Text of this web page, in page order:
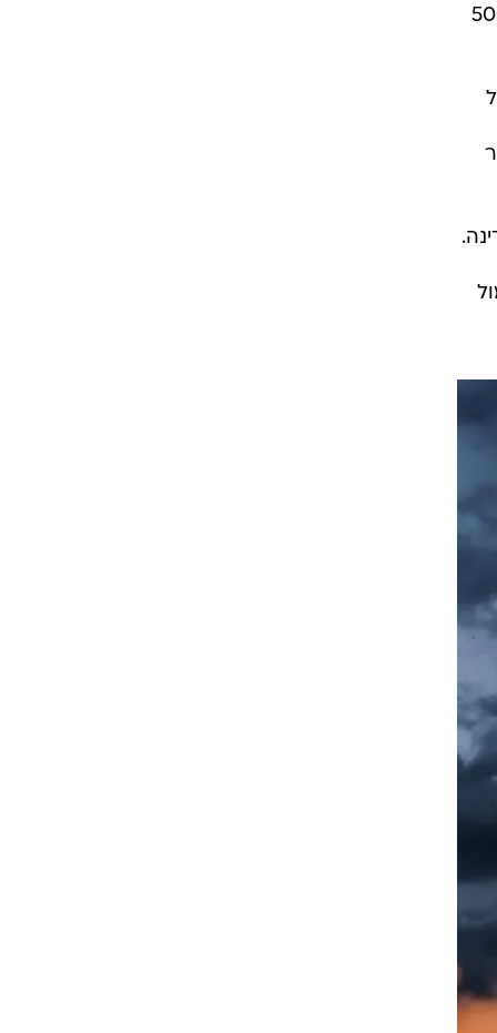
של יותר מ-6 מיליארד דולר, רווח נקי של כמעט 500